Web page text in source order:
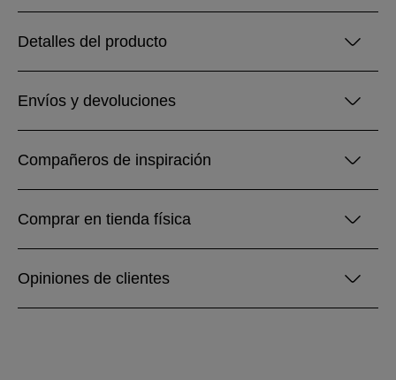
Detalles del producto
Envíos y devoluciones
Compañeros de inspiración
Comprar en tienda física
Opiniones de clientes